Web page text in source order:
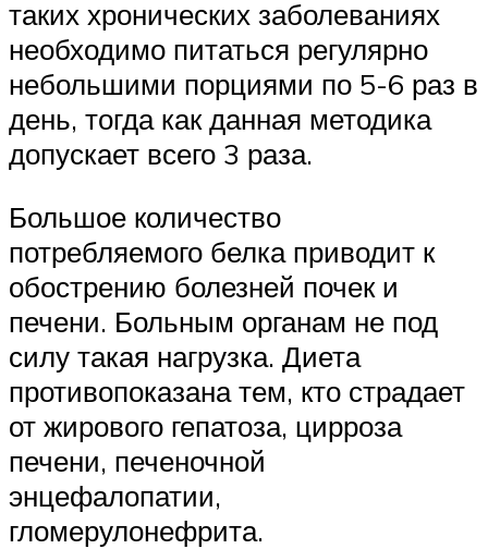
таких хронических заболеваниях
необходимо питаться регулярно
небольшими порциями по 5-6 раз в
день, тогда как данная методика
допускает всего 3 раза.
Большое количество
потребляемого белка приводит к
обострению болезней почек и
печени. Больным органам не под
силу такая нагрузка. Диета
противопоказана тем, кто страдает
от жирового гепатоза, цирроза
печени, печеночной
энцефалопатии,
гломерулонефрита.